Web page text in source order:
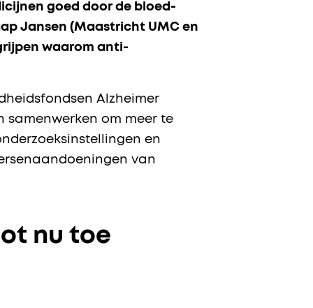
goed door de bloed-
Jansen (Maastricht UMC en
waarom anti-
Alzheimer
samenwerken om meer te
en
van
nu toe